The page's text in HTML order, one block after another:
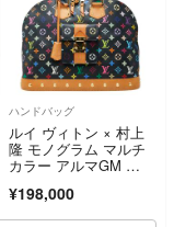
ハンドバッグ
ルイ ヴィトン × 村上
隆 モノグラム マルチ
カラー アルマGM ハ
VC レディース LOUI
S VUITTON 【1-0279
¥198,000